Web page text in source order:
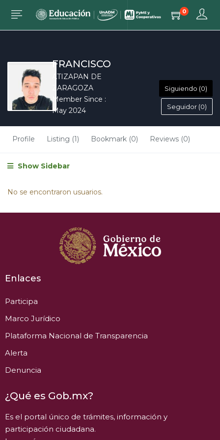
0
FRANCISCO
ATIZAPAN DE
ZARAGOZA
Member Since :
May 2024
Siguiendo (0)
Seguidor (0)
Profile Listing (1) Bookmark (0) Reviews (0)
Show Sidebar
No se encontraron usuarios.
Enlaces
Participa
Marco Jurídico
Plataforma Nacional de Transparencia
Alerta
Denuncia
¿Qué es Gob.mx?
Es el portal único de trámites, información y
participación ciudadana.